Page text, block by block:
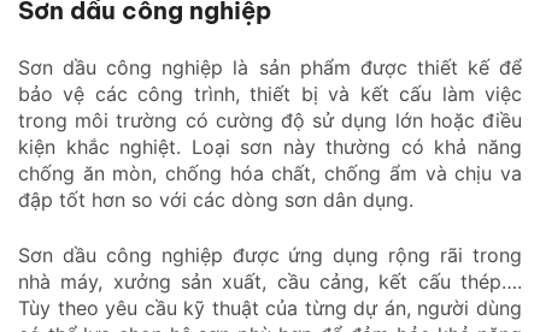
Sơn dầu công nghiệp
Sơn dầu công nghiệp là sản phẩm được thiết kế để
bảo vệ các công trình, thiết bị và kết cấu làm việc
trong môi trường có cường độ sử dụng lớn hoặc điều
kiện khắc nghiệt. Loại sơn này thường có khả năng
chống ăn mòn, chống hóa chất, chống ẩm và chịu va
đập tốt hơn so với các dòng sơn dân dụng.
Sơn dầu công nghiệp được ứng dụng rộng rãi trong
nhà máy, xưởng sản xuất, cầu cảng, kết cấu thép….
Tùy theo yêu cầu kỹ thuật của từng dự án, người dùng